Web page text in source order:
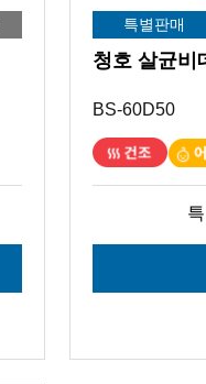
특별판매
청호 살균비
BS-60D50